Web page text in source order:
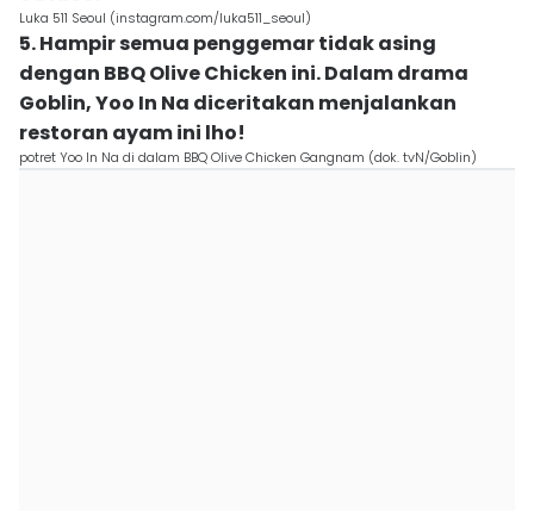
Luka 511 Seoul (instagram.com/luka511_seoul)
5. Hampir semua penggemar tidak asing
dengan BBQ Olive Chicken ini. Dalam drama
Goblin, Yoo In Na diceritakan menjalankan
restoran ayam ini lho!
potret Yoo In Na di dalam BBQ Olive Chicken Gangnam (dok. tvN/Goblin)